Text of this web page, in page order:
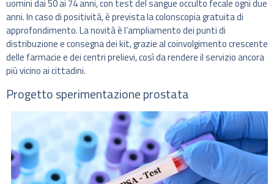
uomini dai 50 ai 74 anni, con test del sangue occulto fecale ogni due
anni. In caso di positività, è prevista la colonscopia gratuita di
approfondimento. La novità è l’ampliamento dei punti di
distribuzione e consegna dei kit, grazie al coinvolgimento crescente
delle farmacie e dei centri prelievi, così da rendere il servizio ancora
più vicino ai cittadini.
Progetto sperimentazione prostata